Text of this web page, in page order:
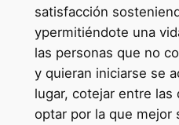
satisfacción
ypermitiéndote una
las personas que no
y quieran iniciarse se
lugar, cotejar entre
optar por la que mejor